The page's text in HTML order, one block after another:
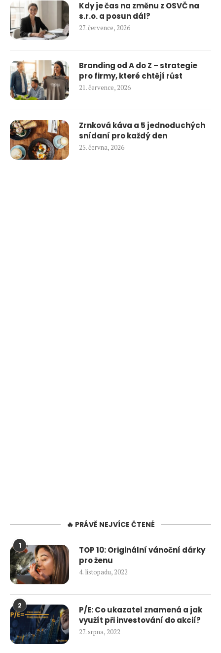
Kdy je čas na změnu z OSVČ na
s.r.o. a posun dál?
27. července, 2026
Branding od A do Z – strategie
pro firmy, které chtějí růst
21. července, 2026
Zrnková káva a 5 jednoduchých
snídaní pro každý den
25. června, 2026
🔥 PRÁVĚ NEJVÍCE ČTENÉ
1
TOP 10: Originální vánoční dárky
pro ženu
4. listopadu, 2022
2
P/E: Co ukazatel znamená a jak
využít při investování do akcií?
27. srpna, 2022